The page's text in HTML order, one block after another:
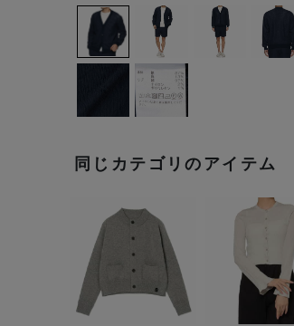
同じカテゴリのアイテム